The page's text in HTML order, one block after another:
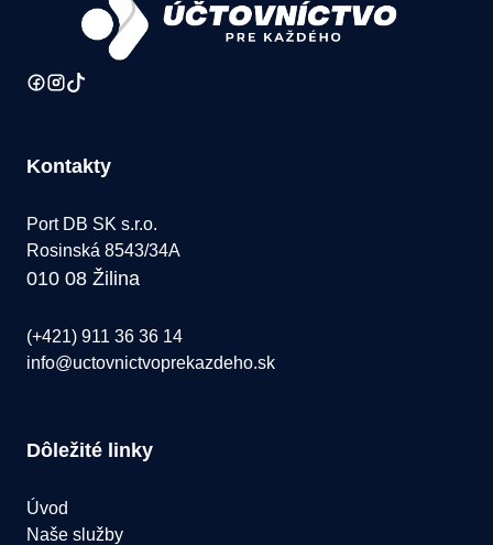
Kontakty
Port DB SK s.r.o.
Rosinská 8543/34A
010 08 Žilina
(+421) 911 36 36 14
info@uctovnictvoprekazdeho.sk
Dôležité linky
Úvod
Naše služby